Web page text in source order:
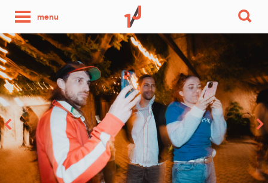
menu
photo
par
jour